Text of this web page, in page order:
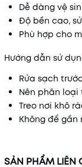
Dễ dàng vệ
Độ bền cao,
Phù hợp cho
Hướng dẫn sử
Rửa sạch
Nên phân
Treo nơi khô
Không để
SẢN PHẨM LIÊN